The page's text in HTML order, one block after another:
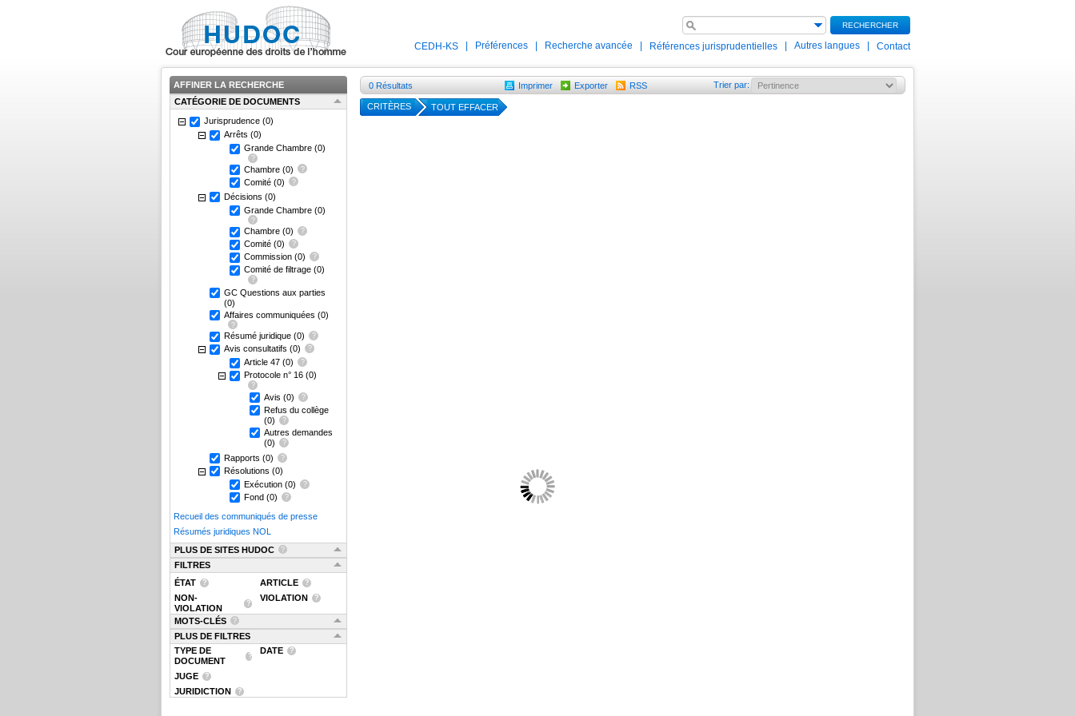
RECHERCHER
CEDH-KS Préférences Recherche avancée Références jurisprudentielles Autres langues Contact
AFFINER LA RECHERCHE
CATÉGORIE DE DOCUMENTS
Jurisprudence (0)
Arrêts (0)
Grande Chambre (0)
Chambre (0)
Comité (0)
Décisions (0)
Grande Chambre (0)
Chambre (0)
Comité (0)
Commission (0)
Comité de filtrage (0)
GC Questions aux parties
(0)
Affaires communiquées (0)
Résumé juridique (0)
Avis consultatifs (0)
Article 47 (0)
Protocole n° 16 (0)
Avis (0)
Refus du collège
(0)
Autres demandes
(0)
Rapports (0)
Résolutions (0)
Exécution (0)
Fond (0)
Recueil des communiqués de presse
Résumés juridiques NOL
PLUS DE SITES HUDOC
FILTRES
ÉTAT
ARTICLE
NON-
VIOLATION
VIOLATION
MOTS-CLÉS
PLUS DE FILTRES
TYPE DE
DOCUMENT
DATE
JUGE
JURIDICTION
0 Résultats Imprimer Exporter RSS Trier par:
CRITÈRES TOUT EFFACER